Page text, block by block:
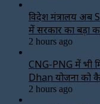
विदेश मंत्रालय अब
में सरकार का बड़ा
2 hours ago
CNG-PNG में भी
Dhan योजना को
2 hours ago